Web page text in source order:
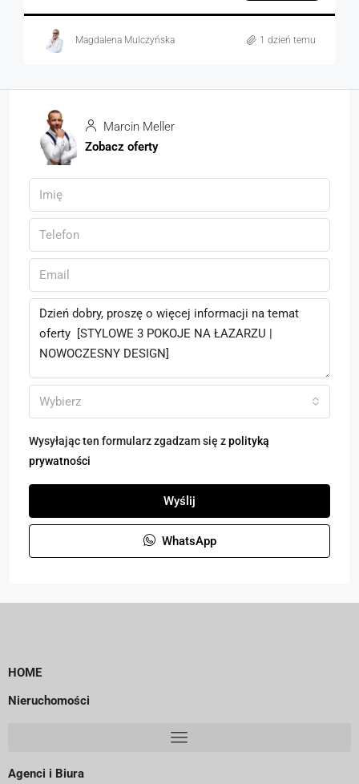
Magdalena Mulczyńska 1 dzień temu
Marcin Meller
Zobacz oferty
Wybierz
Wysyłając ten formularz zgadzam się zpolityką
prywatności
Wyślij
WhatsApp
HOME
Nieruchomości
Agenci i Biura